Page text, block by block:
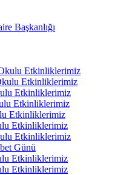
Başkanlığı
Etkinliklerimiz
Etkinliklerimiz
Etkinliklerimiz
Etkinliklerimiz
Etkinliklerimiz
Etkinliklerimiz
Etkinliklerimiz
Günü
Etkinliklerimiz
Etkinliklerimiz